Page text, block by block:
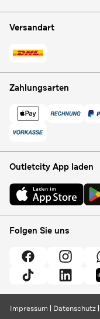
Versandart
Zahlungsarten
Outletcity App laden
Folgen Sie uns
Impressum Datenschutz